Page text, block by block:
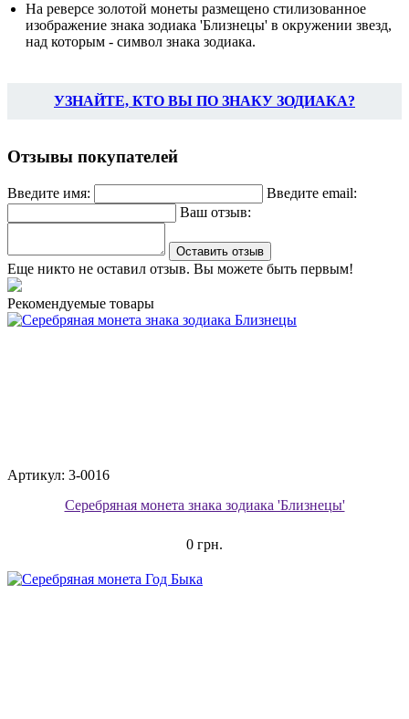
На реверсе золотой монеты размещено стилизованное
изображение знака зодиака 'Близнецы' в окружении звезд,
над которым - символ знака зодиака.
УЗНАЙТЕ, КТО ВЫ ПО ЗНАКУ ЗОДИАКА?
Отзывы покупателей
Введите имя:
Введите email:
Ваш отзыв:
Оставить отзыв
Еще никто не оставил отзыв. Вы можете быть первым!
Рекомендуемые товары
Артикул: 3-0016
Серебряная монета знака зодиака 'Близнецы'
0 грн.